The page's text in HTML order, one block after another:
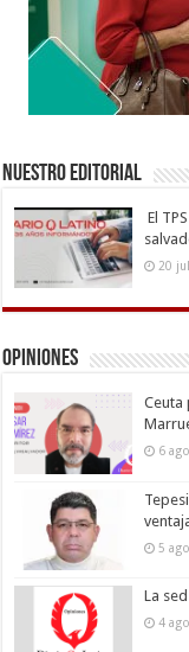
Nuestro Editorial
El
20
Opiniones
Ceuta
6
5
La
4